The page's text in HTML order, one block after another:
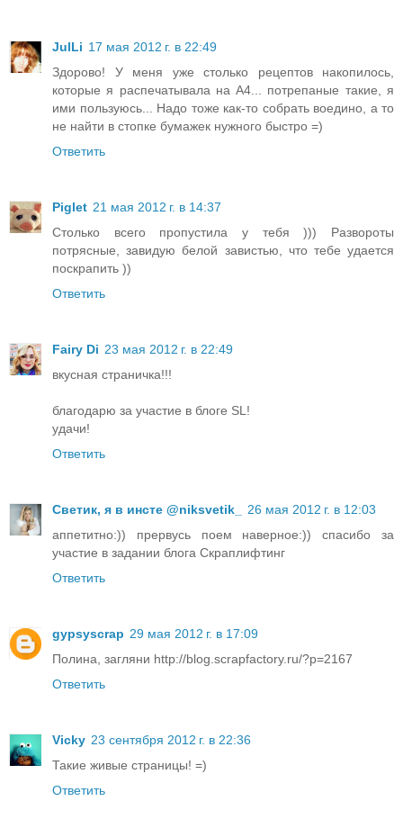
JulLi 17 мая 2012 г. в 22:49
Здорово! У меня уже столько рецептов накопилось,
которые я распечатывала на А4... потрепаные такие, я
ими пользуюсь... Надо тоже как-то собрать воедино, а то
не найти в стопке бумажек нужного быстро =)
Ответить
Piglet 21 мая 2012 г. в 14:37
Столько всего пропустила у тебя ))) Развороты
потрясные, завидую белой завистью, что тебе удается
поскрапить ))
Ответить
Fairy Di 23 мая 2012 г. в 22:49
вкусная страничка!!!
благодарю за участие в блоге SL!
удачи!
Ответить
Светик, я в инсте @niksvetik_
26 мая 2012 г. в 12:03
аппетитно:)) прервусь поем наверное:)) спасибо за
участие в задании блога Скраплифтинг
Ответить
gypsyscrap 29 мая 2012 г. в 17:09
Полина, загляни http://blog.scrapfactory.ru/?p=2167
Ответить
Vicky 23 сентября 2012 г. в 22:36
Такие живые страницы! =)
Ответить